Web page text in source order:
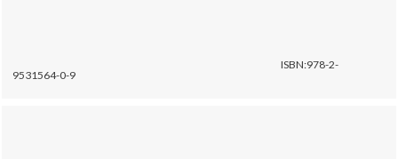
ISBN:978-2-
9531564-0-9